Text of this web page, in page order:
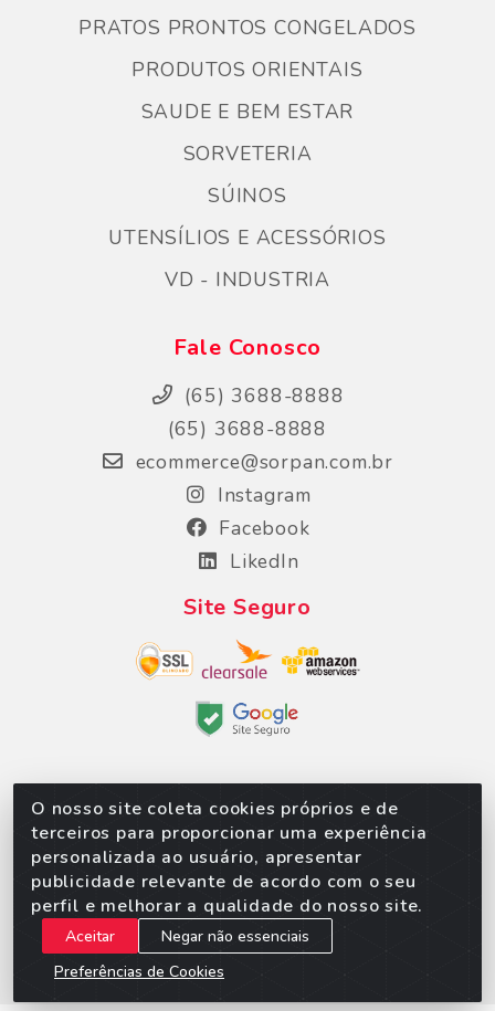
O nosso site coleta cookies próprios e de
terceiros para proporcionar uma experiência
personalizada ao usuário, apresentar
publicidade relevante de acordo com o seu
perfil e melhorar a qualidade do nosso site.
Aceitar
Negar não essenciais
Preferências de Cookies
PRATOS PRONTOS CONGELADOS
PRODUTOS ORIENTAIS
SAUDE E BEM ESTAR
SORVETERIA
SÚINOS
UTENSÍLIOS E ACESSÓRIOS
VD - INDUSTRIA
Fale Conosco
(65) 3688-8888
(65) 3688-8888
ecommerce@sorpan.com.br
Instagram
Facebook
LikedIn
Site Seguro
Sorpan - Rodovia dos Imigrantes, Lote 06, São
Matheus, Várzea Grande/MT – CEP 78152-135 - CNPJ
02.623.537/0010-24